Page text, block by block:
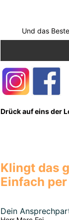
Und das
Drück auf eins der
Klingt das
Einfach
Dein